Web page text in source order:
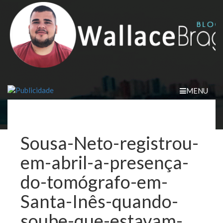
content
MENU
Sousa-Neto-registrou-
em-abril-a-presença-
do-tomógrafo-em-
Santa-Inês-quando-